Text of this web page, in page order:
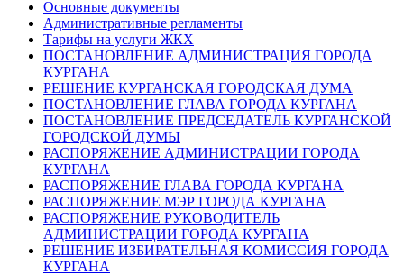
Основные документы
Административные регламенты
Тарифы на услуги ЖКХ
ПОСТАНОВЛЕНИЕ АДМИНИСТРАЦИЯ ГОРОДА
КУРГАНА
РЕШЕНИЕ КУРГАНСКАЯ ГОРОДСКАЯ ДУМА
ПОСТАНОВЛЕНИЕ ГЛАВА ГОРОДА КУРГАНА
ПОСТАНОВЛЕНИЕ ПРЕДСЕДАТЕЛЬ КУРГАНСКОЙ
ГОРОДСКОЙ ДУМЫ
РАСПОРЯЖЕНИЕ АДМИНИСТРАЦИИ ГОРОДА
КУРГАНА
РАСПОРЯЖЕНИЕ ГЛАВА ГОРОДА КУРГАНА
РАСПОРЯЖЕНИЕ МЭР ГОРОДА КУРГАНА
РАСПОРЯЖЕНИЕ РУКОВОДИТЕЛЬ
АДМИНИСТРАЦИИ ГОРОДА КУРГАНА
РЕШЕНИЕ ИЗБИРАТЕЛЬНАЯ КОМИССИЯ ГОРОДА
КУРГАНА